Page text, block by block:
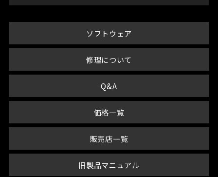
ソフトウェア
修理について
Q&A
価格一覧
販売店一覧
旧製品マニュアル